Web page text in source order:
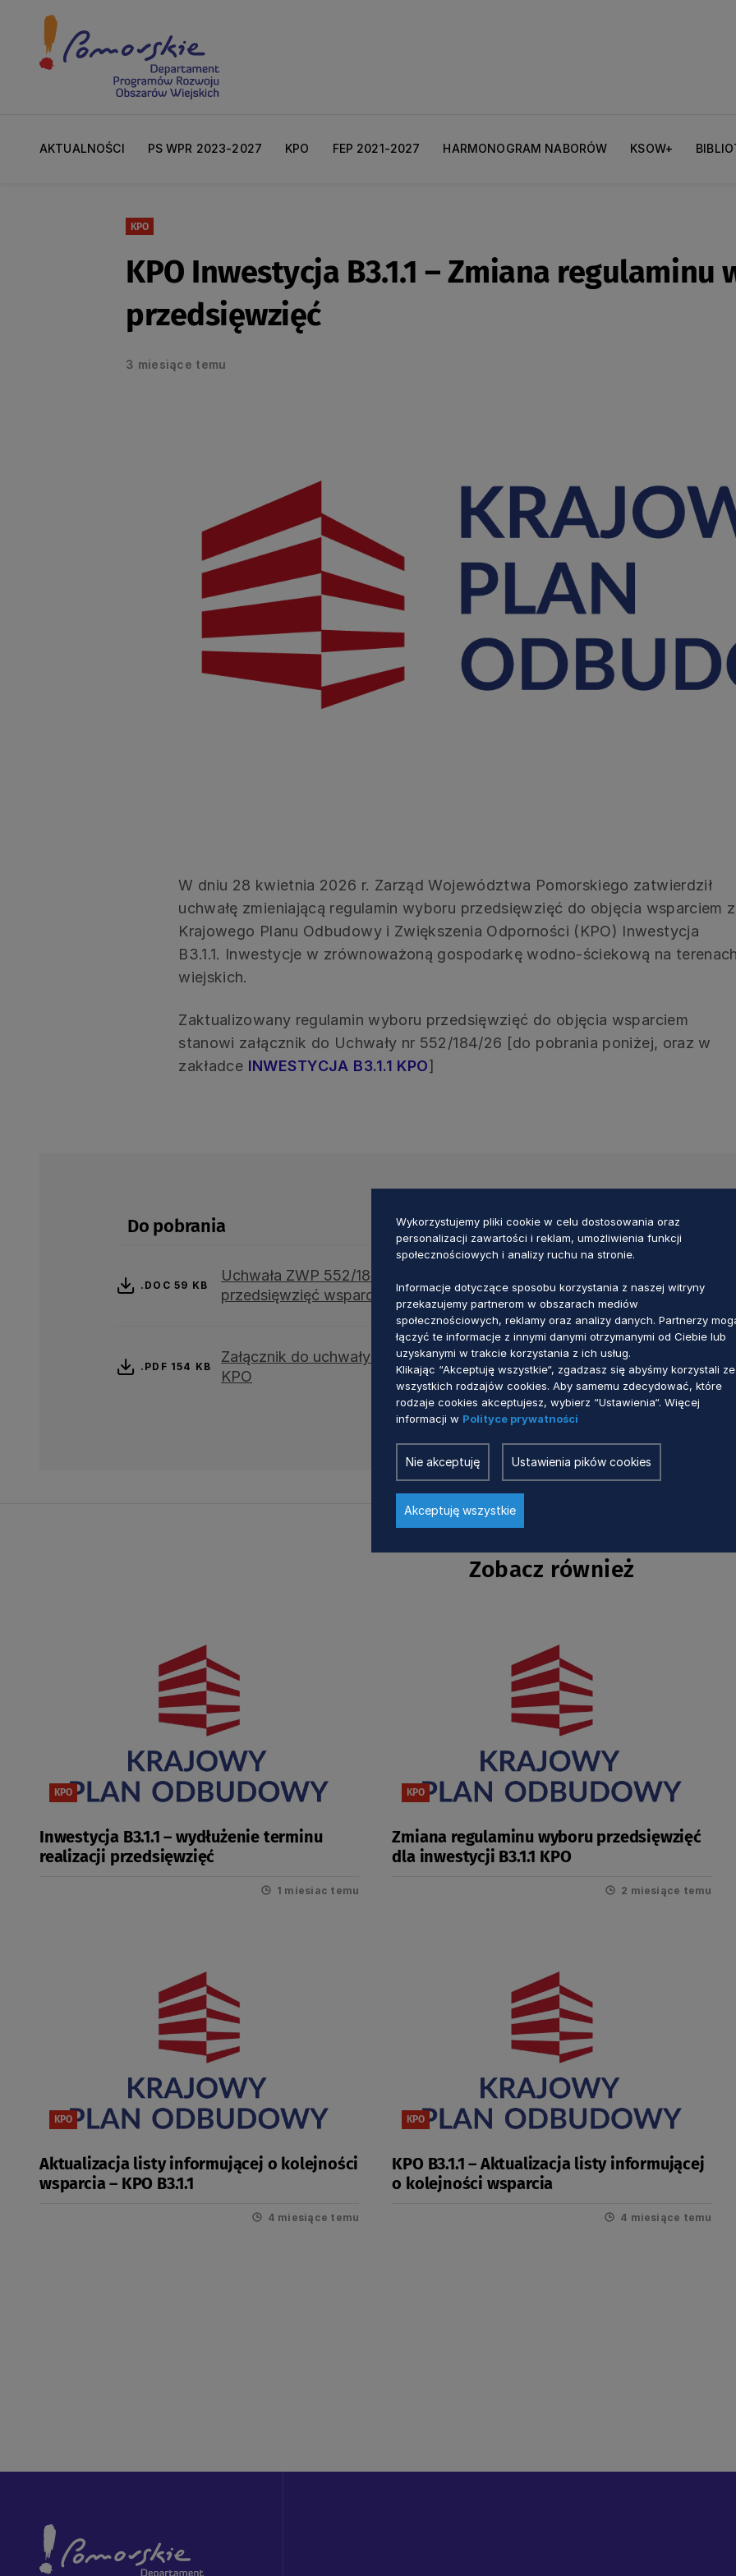
AKTUALNOŚCI PS WPR 2023-2027 KPO FEP 2021-2027 HARMONOGRAM NABORÓW KSOW+
KPO
KPO Inwestycja B3.1.1 – Zmiana regulaminu
przedsięwzięć
3 miesiące temu
W dniu 28 kwietnia 2026 r. Zarząd Województwa Pomorskiego zatwierdził
uchwałę zmieniającą regulamin wyboru przedsięwzięć do objęcia wsparciem z
Krajowego Planu Odbudowy i Zwiększenia Odporności (KPO) Inwestycja
B3.1.1. Inwestycje w zrównoważoną gospodarkę wodno-ściekową na
wiejskich.
Zaktualizowany regulamin wyboru przedsięwzięć do objęcia wsparciem
stanowi załącznik do Uchwały nr 552/184/26 [do pobrania poniżej, oraz w
zakładce INWESTYCJA B3.1.1 KPO]
Do pobrania
.DOC 59 KB
Uchwała ZWP 552/184/26 zmieniająca Uchwałę w sprawie ogłoszenia
przedsięwzięć wsparciem w ramach inwestycji B3.1.1
.PDF 154 KB
Załącznik do uchwały ZWP nr 552/184/26 - Zmieniony regulamin wyboru
KPO
Zobacz również
KPO
Inwestycja B3.1.1 – wydłużenie terminu
realizacji przedsięwzięć
1 miesiac temu
KPO
Zmiana regulaminu wyboru przedsięwzięć
dla inwestycji B3.1.1 KPO
2 miesiące temu
KPO
Aktualizacja listy informującej o kolejności
wsparcia – KPO B3.1.1
4 miesiące temu
KPO
KPO B3.1.1 – Aktualizacja listy informującej
o kolejności wsparcia
4 miesiące temu
Wykorzystujemy pliki cookie w celu dostosowania oraz
personalizacji zawartości i reklam, umożliwienia funkcji
społecznościowych i analizy ruchu na stronie.
Informacje dotyczące sposobu korzystania z naszej witryny
przekazujemy partnerom w obszarach mediów
społecznościowych, reklamy oraz analizy danych. Partnerzy
łączyć te informacje z innymi danymi otrzymanymi od Ciebie lub
uzyskanymi w trakcie korzystania z ich usług.
Klikając “Akceptuję wszystkie“, zgadzasz się abyśmy korzystali ze
wszystkich rodzajów cookies. Aby samemu zdecydować, które
rodzaje cookies akceptujesz, wybierz “Ustawienia“. Więcej
informacji w Polityce prywatności
Nie akceptuję Ustawienia pików cookies
Akceptuję wszystkie